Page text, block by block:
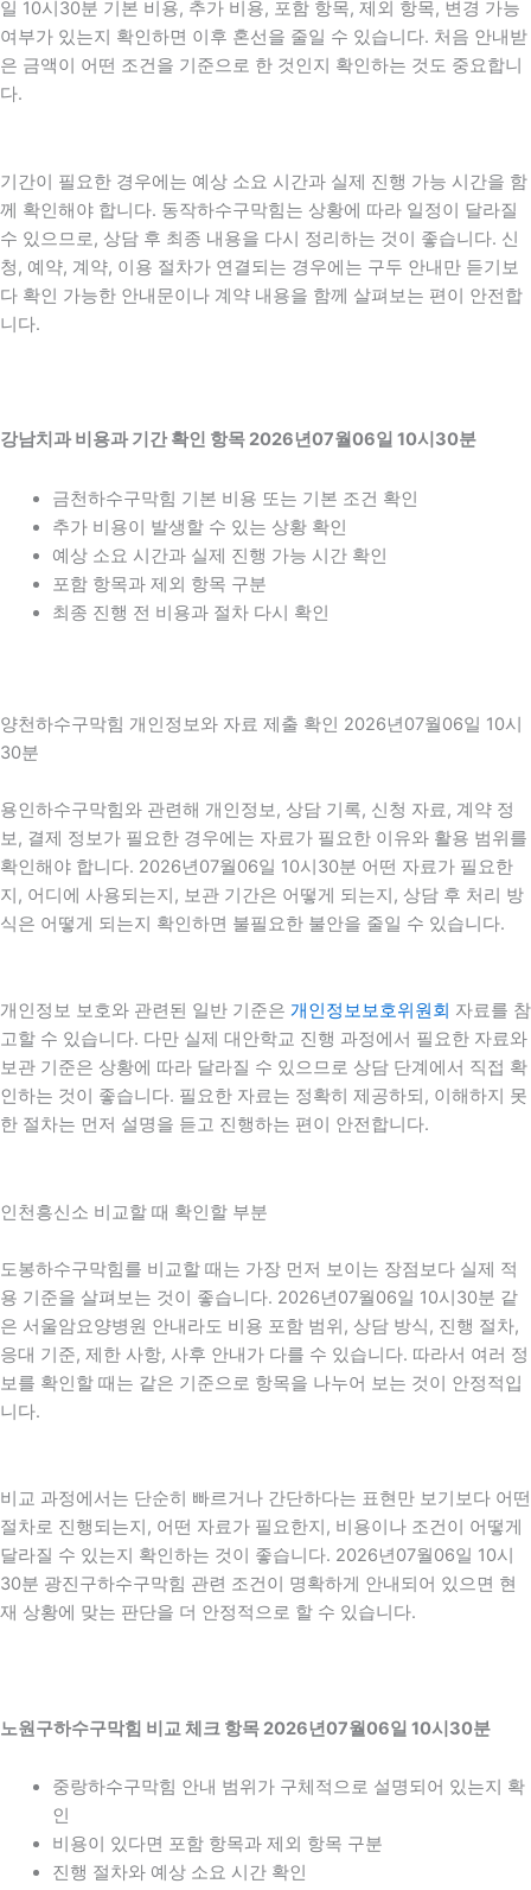
일 10시30분 기본 비용, 추가 비용, 포함 항목, 제외 항목, 변경 가능
여부가 있는지 확인하면 이후 혼선을 줄일 수 있습니다. 처음 안내받
은 금액이 어떤 조건을 기준으로 한 것인지 확인하는 것도 중요합니
다.
기간이 필요한 경우에는 예상 소요 시간과 실제 진행 가능 시간을 함
께 확인해야 합니다. 동작하수구막힘는 상황에 따라 일정이 달라질
수 있으므로, 상담 후 최종 내용을 다시 정리하는 것이 좋습니다. 신
청, 예약, 계약, 이용 절차가 연결되는 경우에는 구두 안내만 듣기보
다 확인 가능한 안내문이나 계약 내용을 함께 살펴보는 편이 안전합
니다.
강남치과 비용과 기간 확인 항목 2026년07월06일 10시30분
금천하수구막힘 기본 비용 또는 기본 조건 확인
추가 비용이 발생할 수 있는 상황 확인
예상 소요 시간과 실제 진행 가능 시간 확인
포함 항목과 제외 항목 구분
최종 진행 전 비용과 절차 다시 확인
양천하수구막힘 개인정보와 자료 제출 확인 2026년07월06일 10시
30분
용인하수구막힘와 관련해 개인정보, 상담 기록, 신청 자료, 계약 정
보, 결제 정보가 필요한 경우에는 자료가 필요한 이유와 활용 범위를
확인해야 합니다. 2026년07월06일 10시30분 어떤 자료가 필요한
지, 어디에 사용되는지, 보관 기간은 어떻게 되는지, 상담 후 처리 방
식은 어떻게 되는지 확인하면 불필요한 불안을 줄일 수 있습니다.
개인정보 보호와 관련된 일반 기준은 개인정보보호위원회 자료를 참
고할 수 있습니다. 다만 실제 대안학교 진행 과정에서 필요한 자료와
보관 기준은 상황에 따라 달라질 수 있으므로 상담 단계에서 직접 확
인하는 것이 좋습니다. 필요한 자료는 정확히 제공하되, 이해하지 못
한 절차는 먼저 설명을 듣고 진행하는 편이 안전합니다.
인천흥신소 비교할 때 확인할 부분
도봉하수구막힘를 비교할 때는 가장 먼저 보이는 장점보다 실제 적
용 기준을 살펴보는 것이 좋습니다. 2026년07월06일 10시30분 같
은 서울암요양병원 안내라도 비용 포함 범위, 상담 방식, 진행 절차,
응대 기준, 제한 사항, 사후 안내가 다를 수 있습니다. 따라서 여러 정
보를 확인할 때는 같은 기준으로 항목을 나누어 보는 것이 안정적입
니다.
비교 과정에서는 단순히 빠르거나 간단하다는 표현만 보기보다 어떤
절차로 진행되는지, 어떤 자료가 필요한지, 비용이나 조건이 어떻게
달라질 수 있는지 확인하는 것이 좋습니다. 2026년07월06일 10시
30분 광진구하수구막힘 관련 조건이 명확하게 안내되어 있으면 현
재 상황에 맞는 판단을 더 안정적으로 할 수 있습니다.
노원구하수구막힘 비교 체크 항목 2026년07월06일 10시30분
중랑하수구막힘 안내 범위가 구체적으로 설명되어 있는지 확
인
비용이 있다면 포함 항목과 제외 항목 구분
진행 절차와 예상 소요 시간 확인